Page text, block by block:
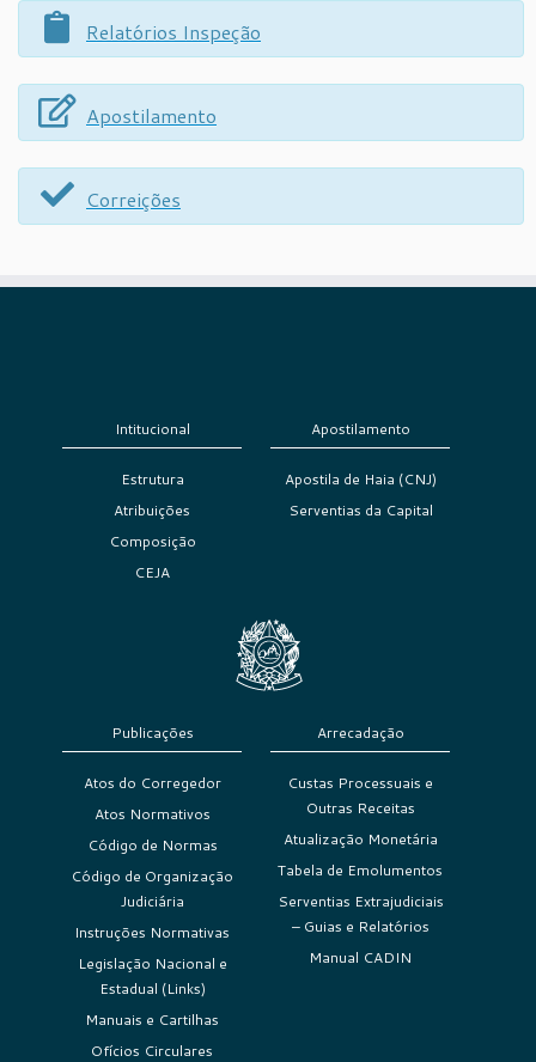
Relatórios Inspeção
Apostilamento
Correições
Intitucional
Estrutura
Atribuições
Composição
CEJA
Apostilamento
Apostila de Haia (CNJ)
Serventias da Capital
Publicações
Atos do Corregedor
Atos Normativos
Código de Normas
Código de Organização
Judiciária
Instruções Normativas
Legislação Nacional e
Estadual (Links)
Manuais e Cartilhas
Ofícios Circulares
Arrecadação
Custas Processuais e
Outras Receitas
Atualização Monetária
Tabela de Emolumentos
Serventias Extrajudiciais
– Guias e Relatórios
Manual CADIN